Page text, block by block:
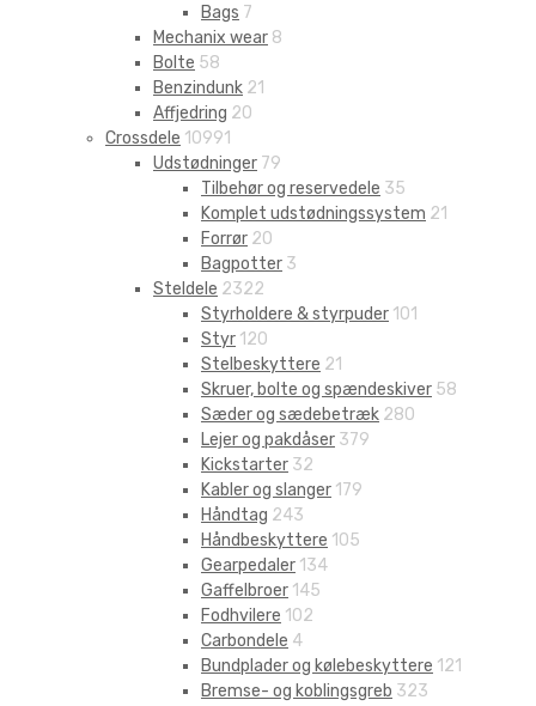
Bags 7
Mechanix wear 8
Bolte 58
Benzindunk 21
Affjedring 20
Crossdele 10991
Udstødninger 79
Tilbehør og reservedele 35
Komplet udstødningssystem 21
Forrør 20
Bagpotter 3
Steldele 2322
Styrholdere & styrpuder 101
Styr 120
Stelbeskyttere 21
Skruer, bolte og spændeskiver 58
Sæder og sædebetræk 280
Lejer og pakdåser 379
Kickstarter 32
Kabler og slanger 179
Håndtag 243
Håndbeskyttere 105
Gearpedaler 134
Gaffelbroer 145
Fodhvilere 102
Carbondele 4
Bundplader og kølebeskyttere 121
Bremse- og koblingsgreb 323